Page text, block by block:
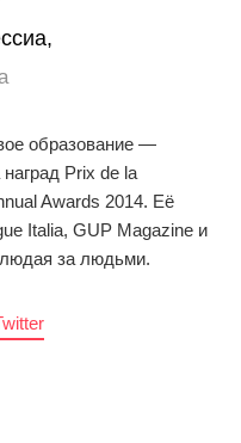
образование —
Prix de la
Awards 2014. Её
Italia, GUP Magazine и
за людьми.